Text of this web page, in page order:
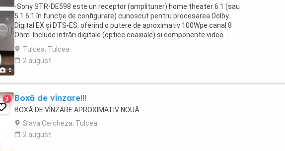
5
-Sony STR-DE598 este un receptor (amplituner) home theater 6.1 (sau
5.1 6.1 în funcție de configurare) cunoscut pentru procesarea Dolby
Digital EX și DTS-ES, oferind o putere de aproximativ 100Wpe canal 8
Ohm. Include intrări digitale (optice coaxiale) și componente video. -
Include telecomanda Se vinde ...
Tulcea, Tulcea
2 august
2 Boxă de vînzare!!!
BOXĂ DE VÎNZARE APROXIMATIV NOUĂ
Slava Cercheza, Tulcea
2 august